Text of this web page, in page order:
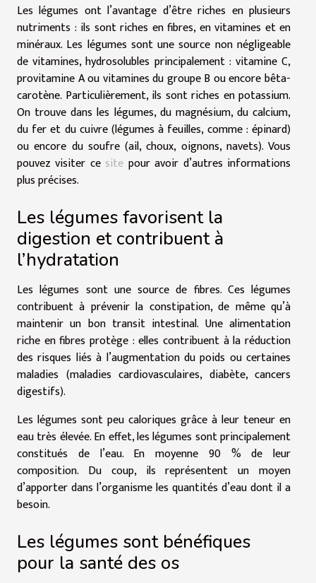
Les légumes ont l’avantage d’être riches en plusieurs
nutriments : ils sont riches en fibres, en vitamines et en
minéraux. Les légumes sont une source non négligeable
de vitamines, hydrosolubles principalement : vitamine C,
provitamine A ou vitamines du groupe B ou encore bêta-
carotène. Particulièrement, ils sont riches en potassium.
On trouve dans les légumes, du magnésium, du calcium,
du fer et du cuivre (légumes à feuilles, comme : épinard)
ou encore du soufre (ail, choux, oignons, navets). Vous
pouvez visiter ce site pour avoir d’autres informations
plus précises.
Les légumes favorisent la
digestion et contribuent à
l’hydratation
Les légumes sont une source de fibres. Ces légumes
contribuent à prévenir la constipation, de même qu’à
maintenir un bon transit intestinal. Une alimentation
riche en fibres protège : elles contribuent à la réduction
des risques liés à l’augmentation du poids ou certaines
maladies (maladies cardiovasculaires, diabète, cancers
digestifs).
Les légumes sont peu caloriques grâce à leur teneur en
eau très élevée. En effet, les légumes sont principalement
constitués de l’eau. En moyenne 90 % de leur
composition. Du coup, ils représentent un moyen
d’apporter dans l’organisme les quantités d’eau dont il a
besoin.
Les légumes sont bénéfiques
pour la santé des os